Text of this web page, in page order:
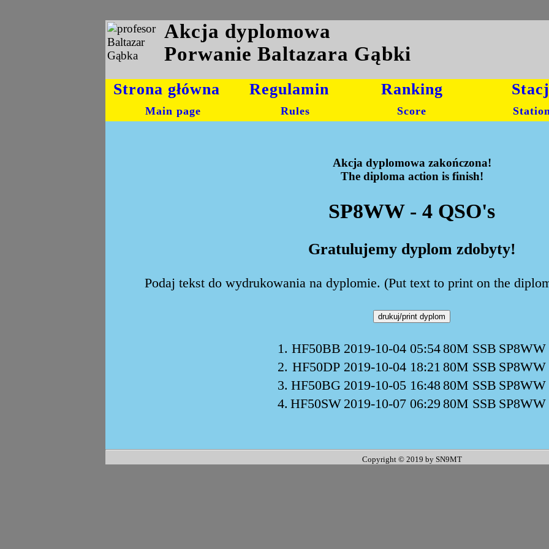
Akcja dyplomowa
Porwanie Baltazara Gąbki
Strona główna
Main page
Regulamin
Rules
Ranking
Score
Akcja dyplomowa zakończona!
The diploma action is finish!
SP8WW - 4 QSO's
Gratulujemy dyplom zdobyty!
Podaj tekst do wydrukowania na dyplomie. (Put text to print on the
1. HF50BB 2019-10-04 05:5480M SSB SP8WW
2. HF50DP 2019-10-04 18:21 80M SSB SP8WW
3. HF50BG 2019-10-05 16:4880M SSB SP8WW
4. HF50SW 2019-10-07 06:29 80M SSB SP8WW
Copyright © 2019 by SN9MT